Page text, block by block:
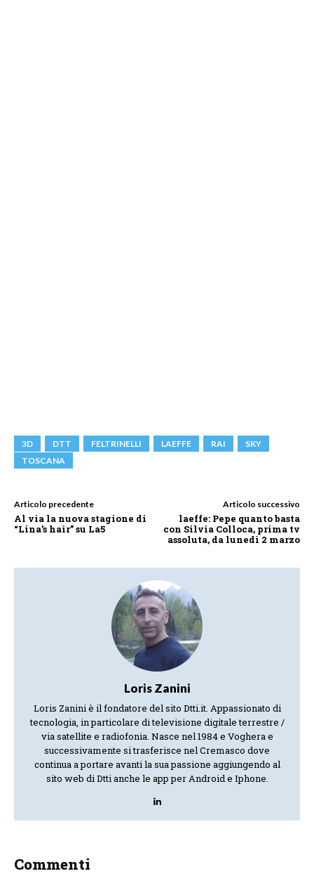
3D DTT FELTRINELLI LAEFFE RAI
SKY
TOSCANA
Articolo precedente
Al via la nuova stagione di
“Lina’s hair” su La5
Articolo successivo
laeffe: Pepe quanto basta
con Silvia Colloca, prima tv
assoluta, da lunedì 2 marzo
Loris Zanini
Loris Zanini è il fondatore del sito Dtti.it. Appassionato di
tecnologia, in particolare di televisione digitale terrestre /
via satellite e radiofonia. Nasce nel 1984 e Voghera e
successivamente si trasferisce nel Cremasco dove
continua a portare avanti la sua passione aggiungendo al
sito web di Dtti anche le app per Android e Iphone.
Commenti